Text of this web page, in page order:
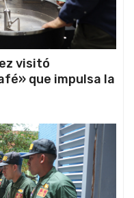
visitó
que impulsa la